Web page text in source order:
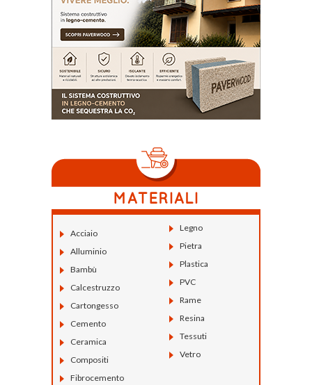
Acciaio
Alluminio
Bambù
Calcestruzzo
Cartongesso
Cemento
Ceramica
Compositi
Fibrocemento
Legno
Pietra
Plastica
PVC
Rame
Resina
Tessuti
Vetro